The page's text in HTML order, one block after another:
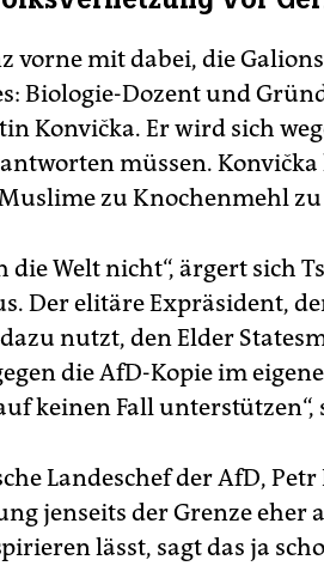
vorne mit dabei, die
Biologie-Dozent und
Konvička. Er wird sich
müssen. Konvička
zu Knochenmehl
die Welt nicht“, ärgert sich
Der elitäre Expräsident,
nutzt, den Elder
die AfD-Kopie im
keinen Fall unterstützen“,
Landeschef der AfD,
jenseits der Grenze eher
lässt, sagt das ja